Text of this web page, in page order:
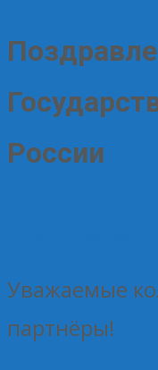
России
Уважаемые
партнёры!